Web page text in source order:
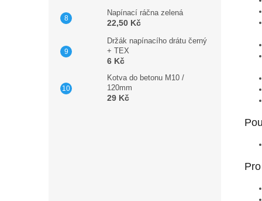
Napínací ráčna zelená
22,50 Kč
Držák napínacího drátu černý
+ TEX
6 Kč
Kotva do betonu M10 /
120mm
29 Kč